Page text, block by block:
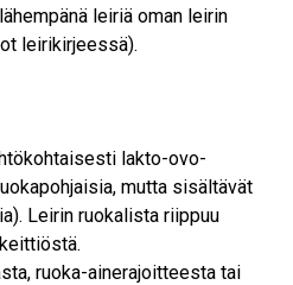
leiriä oman leirin
leirikirjeessä).
lakto-ovo-
mutta sisältävät
Leirin ruokalista riippuu
ruoka-ainerajoitteesta tai